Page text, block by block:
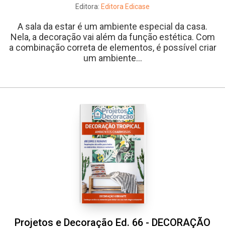
Editora: Editora Edicase
A sala da estar é um ambiente especial da casa.
Nela, a decoração vai além da função estética. Com
a combinação correta de elementos, é possível criar
um ambiente...
Projetos e Decoração Ed. 66 - DECORAÇÃO